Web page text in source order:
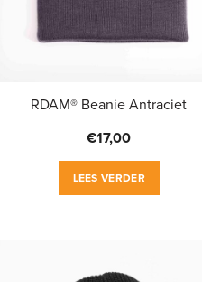
RDAM® Beanie Antraciet
€17,00
LEES VERDER